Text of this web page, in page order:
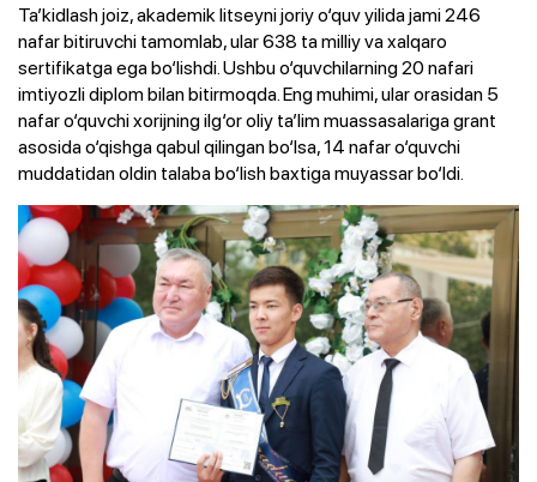
Ta’kidlash joiz, akademik litseyni joriy o‘quv yilida jami 246
nafar bitiruvchi tamomlab, ular 638 ta milliy va xalqaro
sertifikatga ega bo‘lishdi. Ushbu o‘quvchilarning 20 nafari
imtiyozli diplom bilan bitirmoqda. Eng muhimi, ular orasidan 5
nafar o‘quvchi xorijning ilg‘or oliy ta’lim muassasalariga grant
asosida o‘qishga qabul qilingan bo‘lsa, 14 nafar o‘quvchi
muddatidan oldin talaba bo‘lish baxtiga muyassar bo‘ldi.